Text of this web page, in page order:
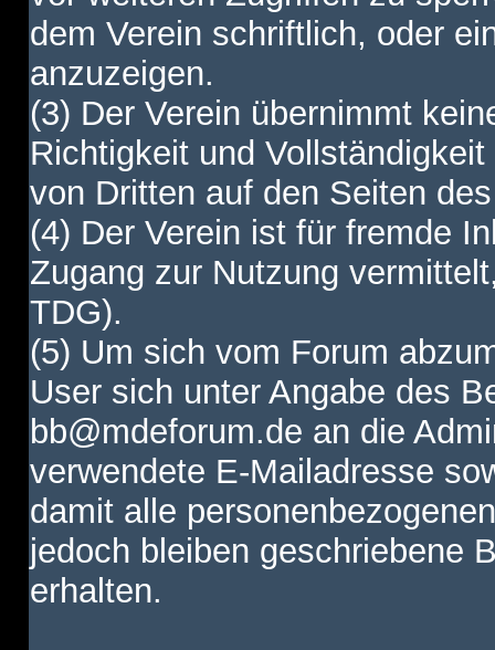
dem Verein schriftlich, oder
anzuzeigen.
(3) Der Verein übernimmt
Richtigkeit und
von Dritten auf den Seiten
(4) Der Verein ist für fremde
Zugang zur Nutzung
TDG).
(5) Um sich vom Forum
User sich unter Angabe des
bb@mdeforum.de an die
verwendete E-Mailadresse
damit alle
jedoch bleiben geschriebene
erhalten.